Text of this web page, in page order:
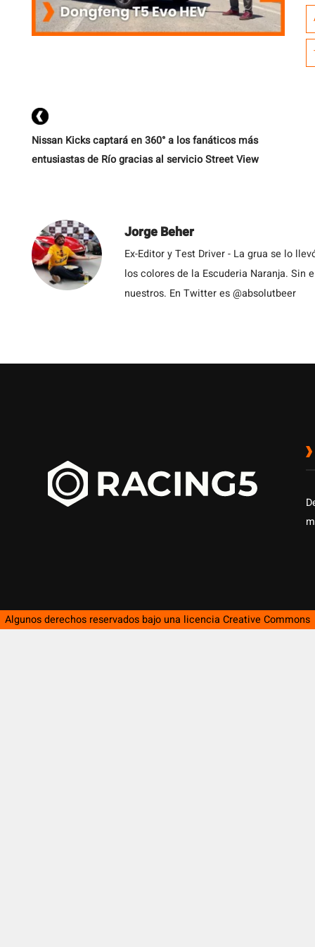
Nissan Kicks captará en 360° a los fanáticos más
entusiastas de Río gracias al servicio Street View
Jorge Beher
Ex-Editor y Test Driver - La grua se lo
los colores de la Escuderia Naranja. Sin
nuestros. En Twitter es @absolutbeer
Algunos derechos reservados bajo una licencia Creative Commons